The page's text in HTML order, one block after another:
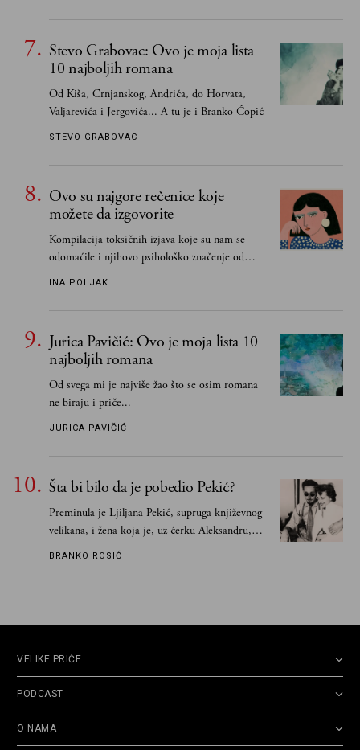
Stevo Grabovac: Ovo je moja lista
10 najboljih romana
Od Kiša, Crnjanskog, Andrića, do Horvata,
Valjarevića i Jergovića... A tu je i Branko Ćopić
STEVO GRABOVAC
Ovo su najgore rečenice koje
možete da izgovorite
Kompilacija toksičnih izjava koje su nam se
odomaćile i njihovo psihološko značenje od
INA POLJAK
Jurica Pavičić: Ovo je moja lista 10
najboljih romana
Od svega mi je najviše žao što se osim romana
ne biraju i priče...
JURICA PAVIČIĆ
Šta bi bilo da je pobedio Pekić?
Preminula je Ljiljana Pekić, supruga književnog
velikana, i žena koja je, uz ćerku Aleksandru,
vodila računa o zaostavštini pisca. Ovu priču o
BRANKO ROSIĆ
VELIKE PRIČE
PODCAST
O NAMA